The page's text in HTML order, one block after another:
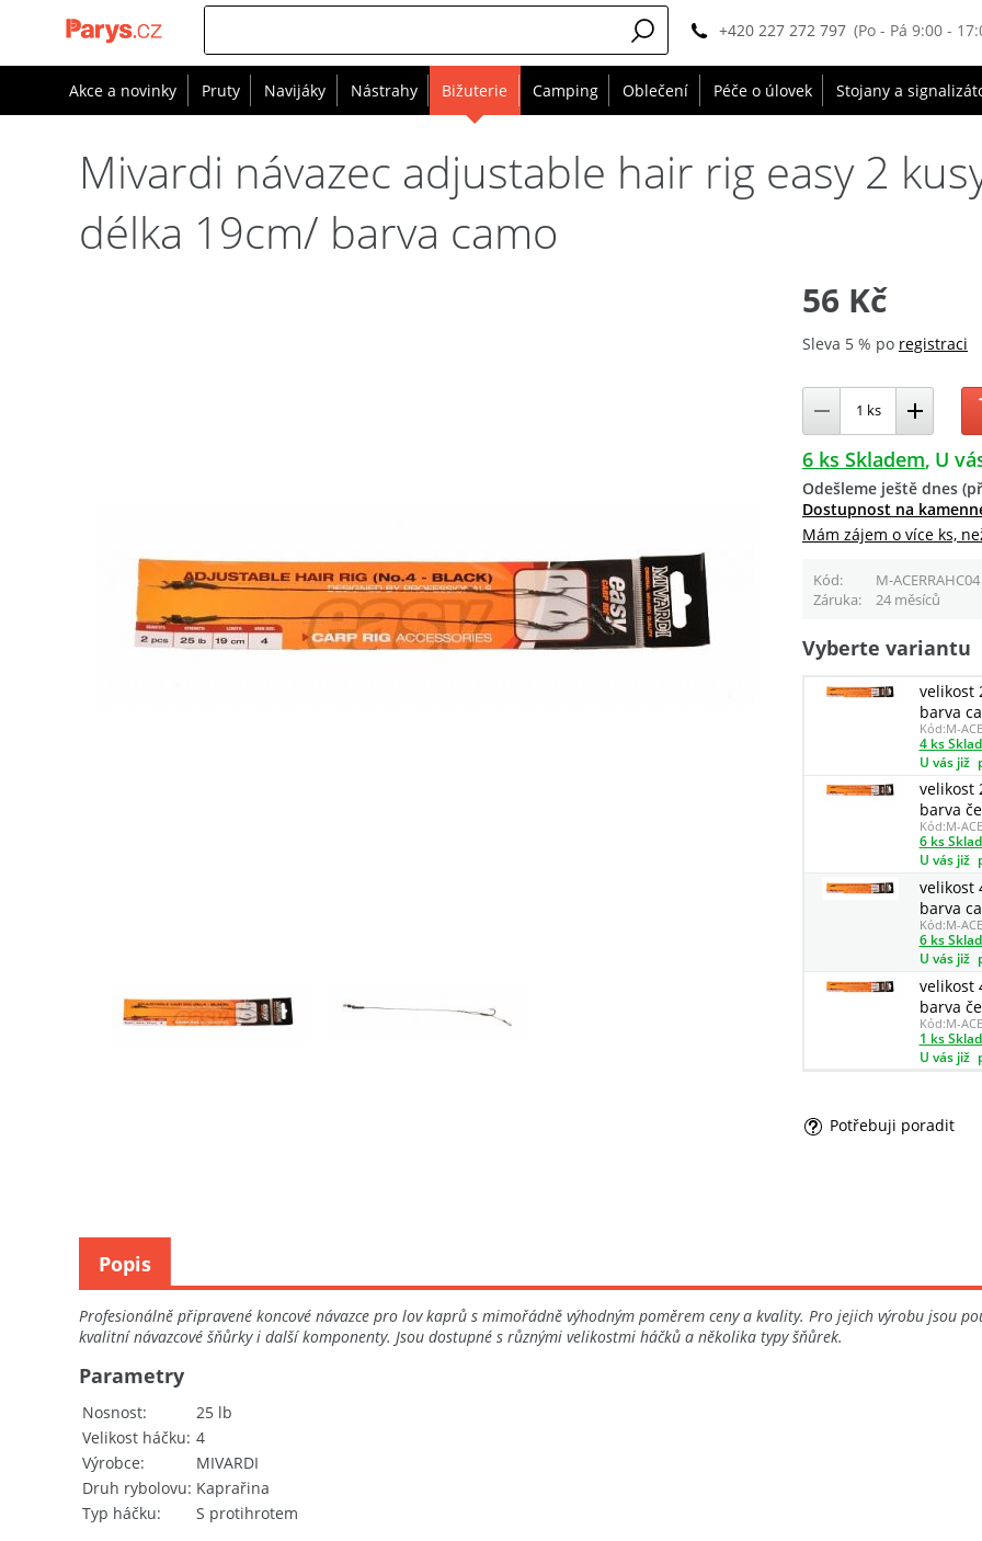
+420 227 272 797 (Po - Pá 9:00 -
Akce a novinky Pruty Navijáky Nástrahy Bižuterie Camping Oblečení Péče o úlovek Stojany a
Mivardi návazec adjustable hair rig easy 2
délka 19cm/ barva camo
56 Kč
Sleva 5 % po registraci
6 ks Skladem U
Odešleme ještě dnes
Dostupnost na
Mám zájem o více ks,
Kód M-ACERRAHC04
Záruka
24 měsíců
Vyberte variantu
velikost
barva
Kód:M-
4 ks
U vás již
velikost
barva
Kód:M-
6 ks
U vás již
velikost
barva
Kód:M-
6 ks
U vás již
velikost
barva
Kód:M-
1 ks
U vás již
Potřebuji poradit
Profesionálně připravené koncové návazce pro lov kaprů s mimořádně výhodným poměrem ceny a kvality. Pro jejich výrobu jsou
kvalitní návazcové šňůrky i další komponenty. Jsou dostupné s různými velikostmi háčků a několika typy šňůrek.
Nosnost
25 lb
Velikost háčku 4
Výrobce
MIVARDI
Druh rybolovu Kaprařina
Typ háčku
S protihrotem
Parametry
Popis